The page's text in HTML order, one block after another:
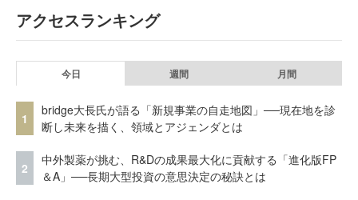
アクセスランキング
今日 週間 月間
1
bridge大長氏が語る「新規事業の自走地図」──現在地を診
断し未来を描く、領域とアジェンダとは
2
中外製薬が挑む、R&Dの成果最大化に貢献する「進化版FP
＆A」──長期大型投資の意思決定の秘訣とは